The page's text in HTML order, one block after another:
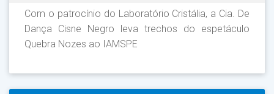
Com o patrocínio do Laboratório Cristália, a Cia. De
Dança Cisne Negro leva trechos do espetáculo
Quebra Nozes ao IAMSPE